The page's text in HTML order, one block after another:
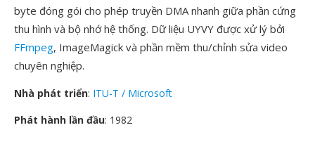
byte đóng gói cho phép truyền DMA nhanh giữa phần cứng
thu hình và bộ nhớ hệ thống. Dữ liệu UYVY được xử lý bởi
FFmpeg, ImageMagick và phần mềm thu/chỉnh sửa video
chuyên nghiệp.
Nhà phát triển: ITU-T / Microsoft
Phát hành lần đầu: 1982